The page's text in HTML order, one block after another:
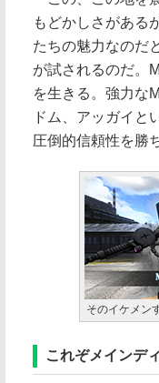
もどかしさがある
たちの魅力なのだ
が試されるのだ。
を生きる。強力な
ドム、アッガイと
圧倒的信頼性を勝
そのイケメン
これぞメインデ